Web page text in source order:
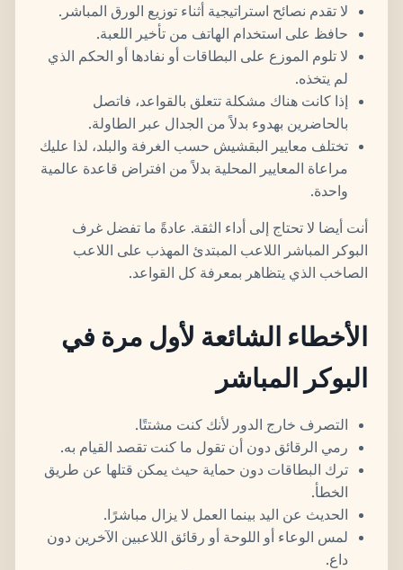
لا تقدم نصائح استراتيجية أثناء توزيع الورق المباشر.
حافظ على استخدام الهاتف من تأخير اللعبة.
لا تلوم الموزع على البطاقات أو نفادها أو الحكم الذي
لم يتخذه.
إذا كانت هناك مشكلة تتعلق بالقواعد، فاتصل
بالحاضرين بهدوء بدلاً من الجدال عبر الطاولة.
تختلف معايير البقشيش حسب الغرفة والبلد، لذا عليك
مراعاة المعايير المحلية بدلاً من افتراض قاعدة عالمية
واحدة.
أنت أيضا لا تحتاج إلى أداء الثقة. عادةً ما تفضل غرف
البوكر المباشر اللاعب المبتدئ المهذب على اللاعب
الصاخب الذي يتظاهر بمعرفة كل القواعد.
الأخطاء الشائعة لأول مرة في
البوكر المباشر
التصرف خارج الدور لأنك كنت مشتتًا.
رمي الرقائق دون أن تقول ما كنت تقصد القيام به.
ترك البطاقات دون حماية حيث يمكن قتلها عن طريق
الخطأ.
الحديث عن اليد بينما العمل لا يزال مباشرًا.
لمس الوعاء أو اللوحة أو رقائق اللاعبين الآخرين دون
داع.